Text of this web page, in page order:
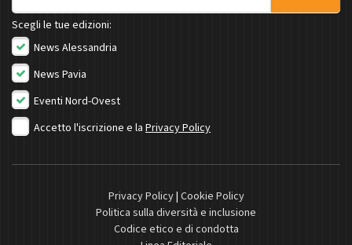
Scegli le tue edizioni:
News Alessandria
News Pavia
Eventi Nord-Ovest
Accetto l'iscrizione e la Privacy Policy
Privacy Policy| Cookie Policy
Politica sulla diversità e inclusione
Codice etico e di condotta